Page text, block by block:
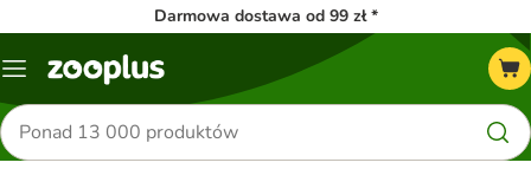
Darmowa dostawa od 99 zł *
Menu
Szukaj
produktów